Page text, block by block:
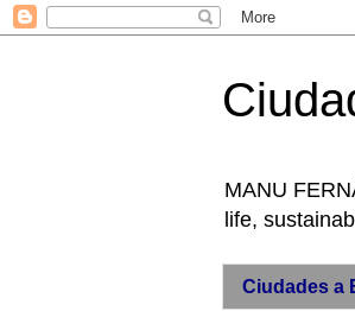
MANU
life,
Ciudades a